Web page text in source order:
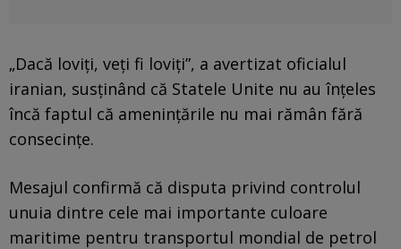
„Dacă loviți, veți fi loviți”, a avertizat oficialul
iranian, susținând că Statele Unite nu au înțeles
încă faptul că amenințările nu mai rămân fără
consecințe.
Mesajul confirmă că disputa privind controlul
unuia dintre cele mai importante culoare
maritime pentru transportul mondial de petrol